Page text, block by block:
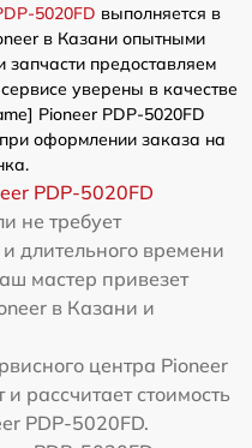
5020FD выполняется в
в Казани опытными
предоставляем
уверены в качестве
Pioneer PDP-5020FD
оформлении заказа на
PDP-5020FD
не требует
длительного времени
мастер привезет
в Казани и
центра Pioneer
рассчитает стоимость
PDP-5020FD.